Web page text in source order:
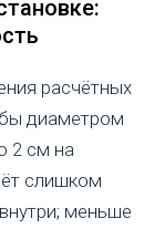
расчётных
диаметром
2 см на
слишком
меньше